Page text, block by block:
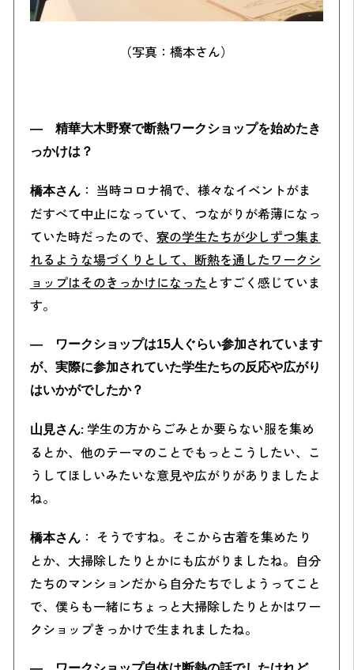
（写真：橋本さん）
― 精華大木野寮で断熱ワークショップを始めたき
っかけは？
橋本さん： 当時コロナ禍で、様々なイベントがま
だすべて中止になっていて、つながりが希薄になっ
ていた時だったので、 寮の学生たちが少しずつ集ま
れるような場づくりとして、断熱を通したワークシ
ョップはそのきっかけになった とすごく感じていま
す。
― ワークショップは15人ぐらい参加されています
が、実際に参加されていた学生たちの反応や広がり
はいかがでしたか？
山見さん: 学生の方からごみとか要らない服を集め
るとか、他のテーマのことでもっとこうしたい、こ
うしてほしいみたいな意見や広がりがありましたよ
ね。
橋本さん： そうですね。そこから古着を集めたり
とか、大掃除したりとかにも広がりましたね。自分
たちのマンションだから自分たちでしようってこと
で、僕らも一緒にちょっと大掃除したりとかはワー
クショップきっかけで生まれましたね。